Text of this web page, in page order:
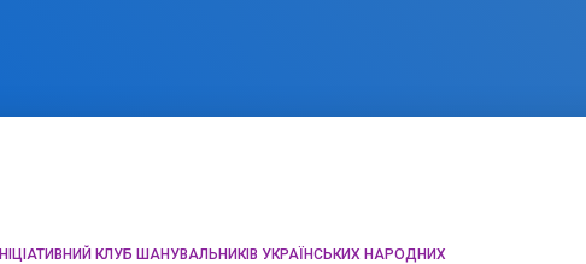
ІНІЦІАТИВНИЙ КЛУБ ШАНУВАЛЬНИКІВ УКРАЇНСЬКИХ НАРОДНИХ